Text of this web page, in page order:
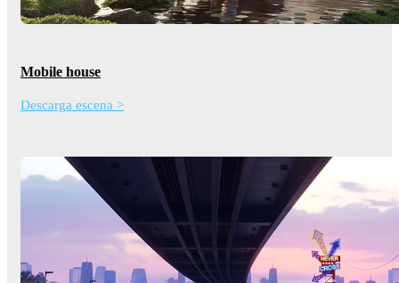
Mobile house
Descarga escena >